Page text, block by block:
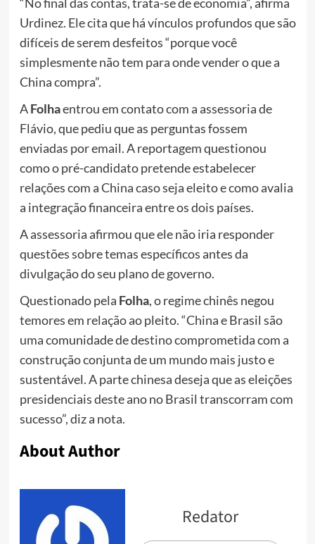
Urdinez. Ele cita que há vínculos profundos que são
difíceis de serem desfeitos “porque você
simplesmente não tem para onde vender o que a
China compra”.
AFolhaentrou em contato com a assessoria de
Flávio, que pediu que as perguntas fossem
enviadas por email. A reportagem questionou
como o pré-candidato pretende estabelecer
relações com a China caso seja eleito e como avalia
a integração financeira entre os dois países.
A assessoria afirmou que ele não iria responder
questões sobre temas específicos antes da
divulgação do seu plano de governo.
Questionado pela Folha, o regime chinês negou
temores em relação ao pleito. “China e Brasil são
uma comunidade de destino comprometida com a
construção conjunta de um mundo mais justo e
sustentável. A parte chinesa deseja que as eleições
presidenciais deste ano no Brasil transcorram com
sucesso”, diz a nota.
About Author
Redator